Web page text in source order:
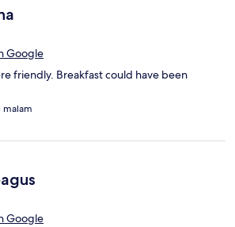
Google
friendly. Breakfast could have been
malam
Google